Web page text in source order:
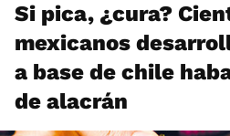
Si pica, ¿cura?
mexicanos
a base de chile
de alacrán